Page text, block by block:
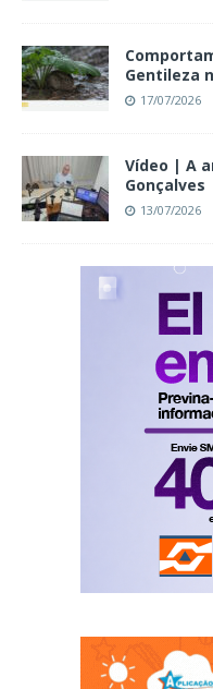
Gentileza
17/07/2026
Vídeo | A
Gonçalves
13/07/2026